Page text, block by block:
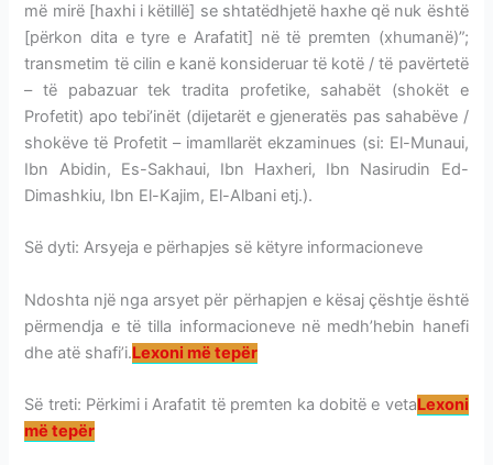
më mirë [haxhi i këtillë] se shtatëdhjetë haxhe që nuk është
[përkon dita e tyre e Arafatit] në të premten (xhumanë)”;
transmetim të cilin e kanë konsideruar të kotë / të pavërtetë
– të pabazuar tek tradita profetike, sahabët (shokët e
Profetit) apo tebi’inët (dijetarët e gjeneratës pas sahabëve /
shokëve të Profetit – imamllarët ekzaminues (si: El-Munaui,
Ibn Abidin, Es-Sakhaui, Ibn Haxheri, Ibn Nasirudin Ed-
Dimashkiu, Ibn El-Kajim, El-Albani etj.).
Së dyti: Arsyeja e përhapjes së këtyre informacioneve
Ndoshta një nga arsyet për përhapjen e kësaj çështje është
përmendja e të tilla informacioneve në medh’hebin hanefi
dhe atë shafi’i.Lexoni më tepër
Së treti: Përkimi i Arafatit të premten ka dobitë e vetaLexoni
më tepër